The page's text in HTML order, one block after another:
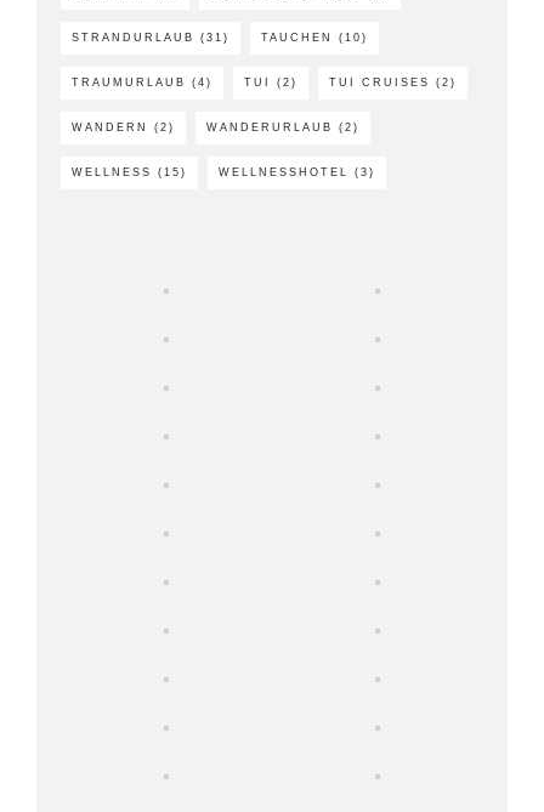
STRANDURLAUB (31) TAUCHEN (10)
TRAUMURLAUB (4) TUI (2) TUI CRUISES (2)
WANDERN (2) WANDERURLAUB (2)
WELLNESS (15) WELLNESSHOTEL (3)